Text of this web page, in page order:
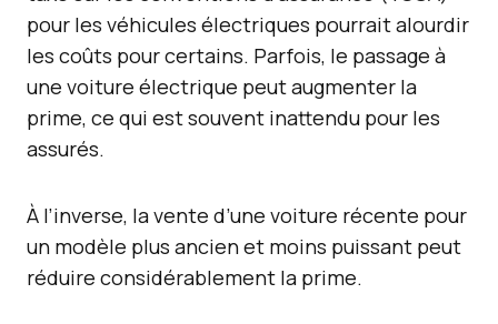
pour les véhicules électriques pourrait alourdir
les coûts pour certains. Parfois, le passage à
une voiture électrique peut augmenter la
prime, ce qui est souvent inattendu pour les
assurés.
À l’inverse, la vente d’une voiture récente pour
un modèle plus ancien et moins puissant peut
réduire considérablement la prime.